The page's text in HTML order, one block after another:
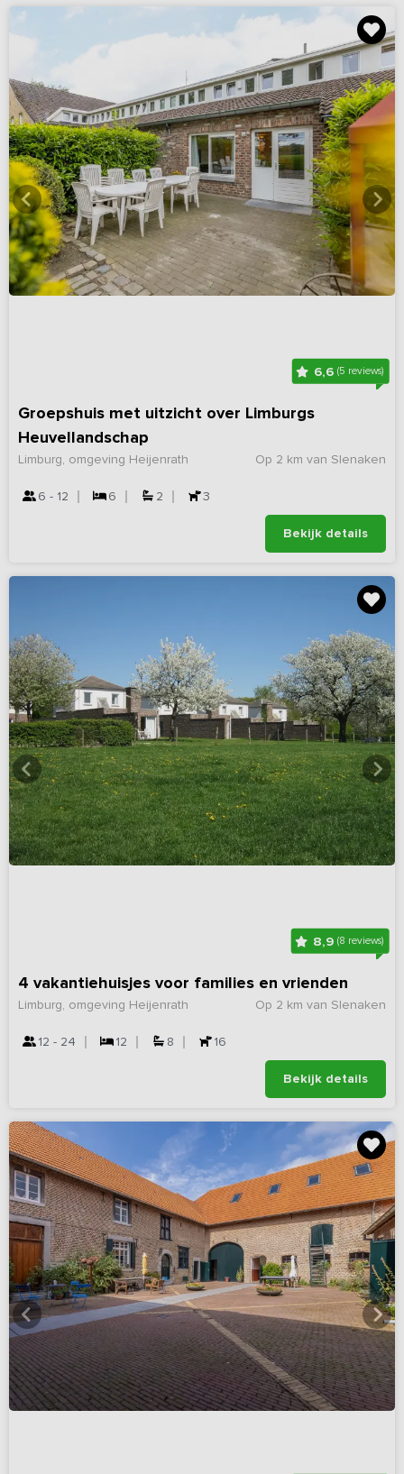
6,6(5 reviews)
Groepshuis met uitzicht over Limburgs
Heuvellandschap
Op 2 km van Slenaken
Limburg, omgeving Heijenrath
6 - 12 6 2 3
Bekijk details
8,9(8 reviews)
4 vakantiehuisjes voor families en vrienden
Op 2 km van Slenaken
Limburg, omgeving Heijenrath
12 - 24 12 8 16
Bekijk details